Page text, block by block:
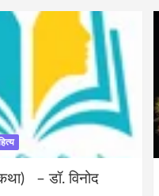
– डॉ. विनोद